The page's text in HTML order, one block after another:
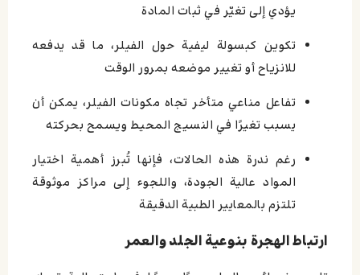
يؤدي إلى تغيّر في ثبات المادة
تكوين كبسولة ليفية حول الفيلر، ما قد يدفعه
للانزياح أو تغيير موضعه بمرور الوقت
تفاعل مناعي متأخر تجاه مكونات الفيلر، يمكن أن
يسبب تغيرًا في النسيج المحيط ويسمح بحركته
رغم ندرة هذه الحالات، فإنها تُبرز أهمية اختيار
المواد عالية الجودة، واللجوء إلى مراكز موثوقة
تلتزم بالمعايير الطبية الدقيقة
ارتباط الهجرة بنوعية الجلد والعمر